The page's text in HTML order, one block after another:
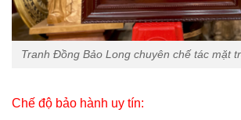
Tranh Đồng Bảo Long chuyên chế tác mặt
Chế độ bảo hành uy tín: